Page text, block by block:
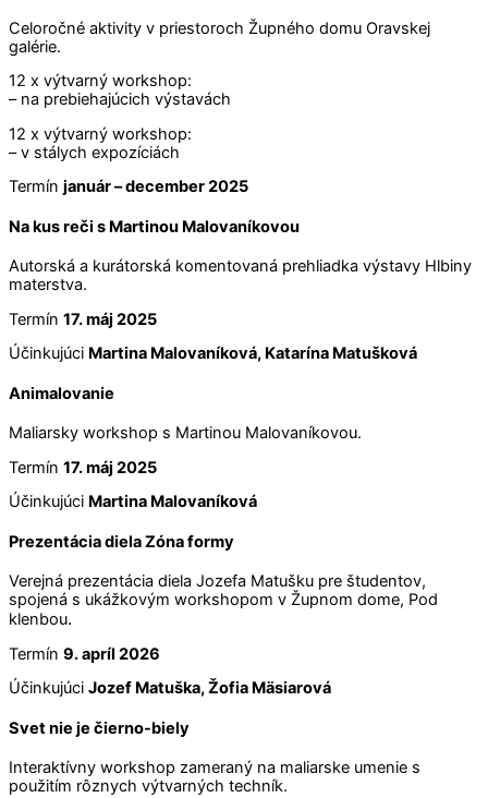
Celoročné aktivity v priestoroch Župného domu Oravskej
galérie.
12 x výtvarný workshop:
– na prebiehajúcich výstavách
12 x výtvarný workshop:
– v stálych expozíciách
Termín január – december 2025
Na kus reči s Martinou Malovaníkovou
Autorská a kurátorská komentovaná prehliadka výstavy Hlbiny
materstva.
Termín 17. máj 2025
Účinkujúci Martina Malovaníková, Katarína Matušková
Animalovanie
Maliarsky workshop s Martinou Malovaníkovou.
Termín 17. máj 2025
Účinkujúci Martina Malovaníková
Prezentácia diela Zóna formy
Verejná prezentácia diela Jozefa Matušku pre študentov,
spojená s ukážkovým workshopom v Župnom dome, Pod
klenbou.
Termín 9. apríl 2026
Účinkujúci Jozef Matuška,Žofia Mäsiarová
Svet nie je čierno-biely
Interaktívny workshop zameraný na maliarske umenie s
použitím rôznych výtvarných techník.